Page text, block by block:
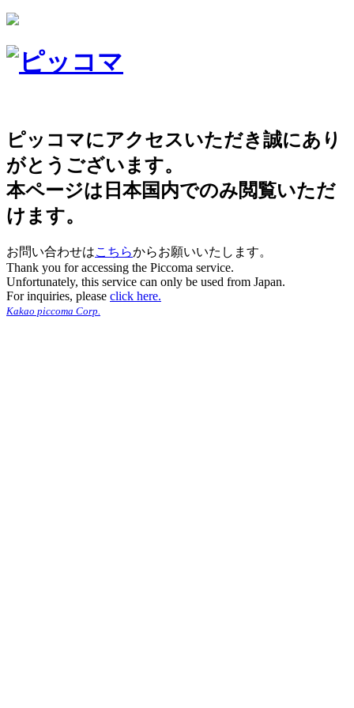
ピッコマにアクセスいただき誠にあり
がとうございます。
本ページは日本国内でのみ閲覧いただ
けます。
お問い合わせはこちらからお願いいたします。
Thank you for accessing the Piccoma service.
Unfortunately, this service can only be used from Japan.
For inquiries, please click here.
Kakao piccoma Corp.